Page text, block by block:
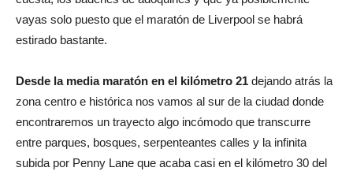
vayas solo puesto que el maratón de Liverpool se habrá
estirado bastante.
Desde la media maratón en el kilómetro 21 dejando atrás la
zona centro e histórica nos vamos al sur de la ciudad donde
encontraremos un trayecto algo incómodo que transcurre
entre parques, bosques, serpenteantes calles y la infinita
subida por Penny Lane que acaba casi en el kilómetro 30 del